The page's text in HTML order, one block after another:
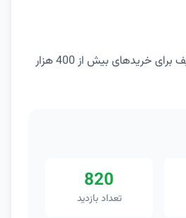
70 هزار تومان تخفیف برای خریدهای بیش از 400 هزار
820
تعداد بازدید